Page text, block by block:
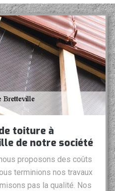
toiture à
de notre société
proposons des coûts
terminions nos travaux
pas la qualité. Nos